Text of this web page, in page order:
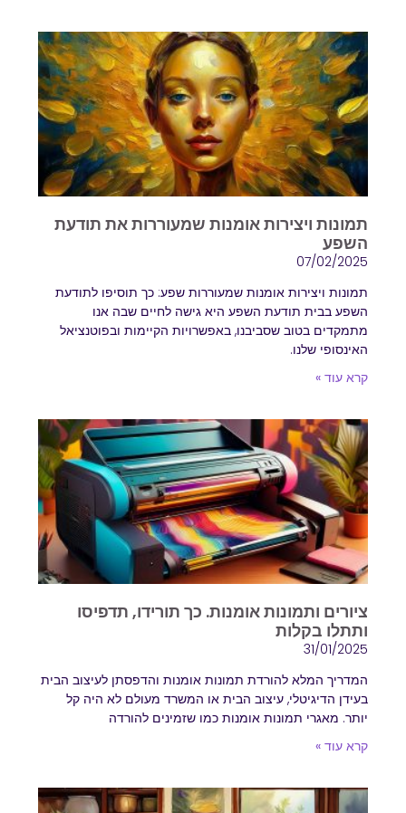
תמונות ויצירות אומנות שמעוררות את תודעת
השפע
07/02/2025
תמונות ויצירות אומנות שמעוררות שפע: כך תוסיפו לתודעת
השפע בבית תודעת השפע היא גישה לחיים שבה אנו
מתמקדים בטוב שסביבנו, באפשרויות הקיימות ובפוטנציאל
האינסופי שלנו.
קרא עוד »
ציורים ותמונות אומנות. כך תורידו, תדפיסו
ותתלו בקלות
31/01/2025
המדריך המלא להורדת תמונות אומנות והדפסתן לעיצוב הבית
בעידן הדיגיטלי, עיצוב הבית או המשרד מעולם לא היה קל
יותר. מאגרי תמונות אומנות כמו שזמינים להורדה
קרא עוד »